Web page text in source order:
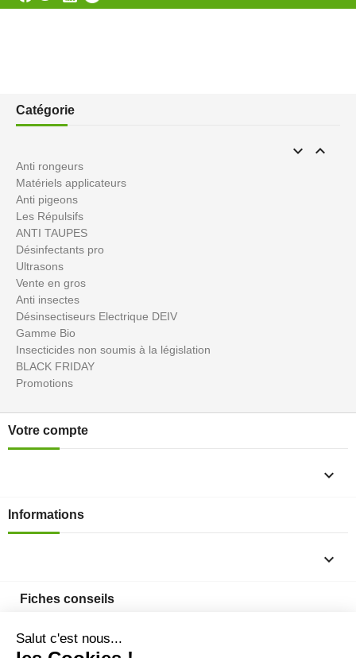
Catégorie
 
Anti rongeurs
Matériels applicateurs
Anti pigeons
Les Répulsifs
ANTI TAUPES
Désinfectants pro
Ultrasons
Vente en gros
Anti insectes
Désinsectiseurs Electrique DEIV
Gamme Bio
Insecticides non soumis à la législation
BLACK FRIDAY
Promotions
Votre compte

Informations

Fiches conseils